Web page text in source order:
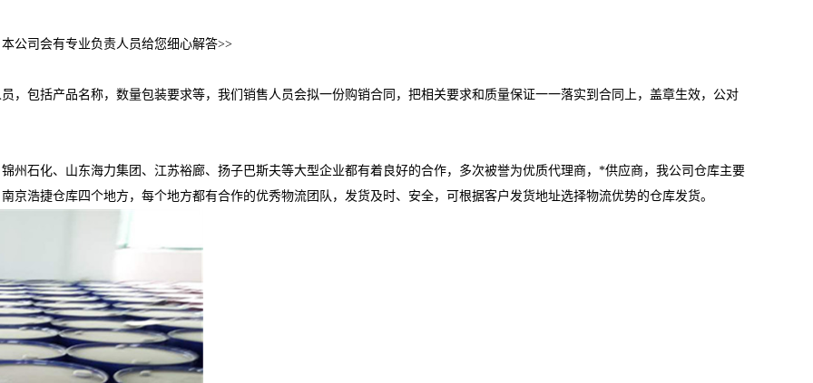
公司会有专业负责人员给您细心解答>>
，包括产品名称，数量包装要求等，我们销售人员会拟一份购销合同，把相关要求和质量保证一一落实到合同上，盖章生效，公对
州石化、山东海力集团、江苏裕廊、扬子巴斯夫等大型企业都有着良好的合作，多次被誉为优质代理商，*供应商，我公司仓库主要
京浩捷仓库四个地方，每个地方都有合作的优秀物流团队，发货及时、安全，可根据客户发货地址选择物流优势的仓库发货。